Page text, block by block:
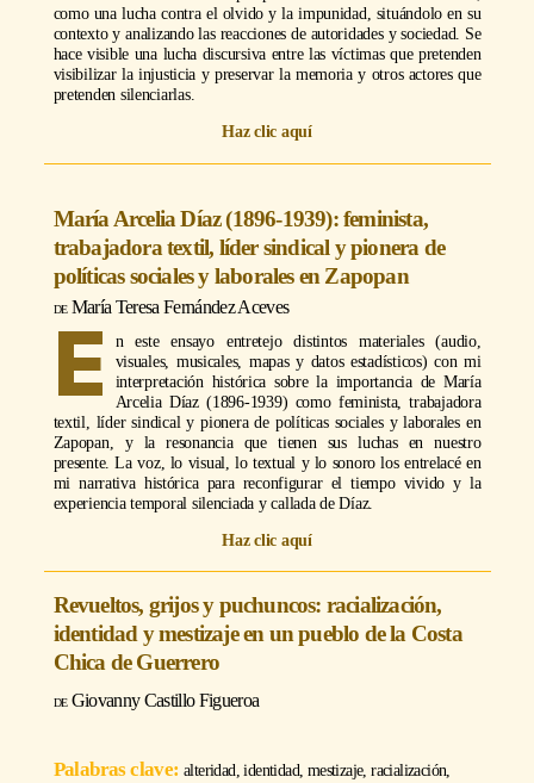
como una lucha contra el olvido y la impunidad, situándolo en su
contexto y analizando las reacciones de autoridades y sociedad. Se
hace visible una lucha discursiva entre las víctimas que pretenden
visibilizar la injusticia y preservar la memoria y otros actores que
pretenden silenciarlas.
Haz clic aquí
María Arcelia Díaz (1896-1939): feminista,
trabajadora textil, líder sindical y pionera de
políticas sociales y laborales en Zapopan
María Teresa Fernández Aceves
E
n este ensayo entretejo distintos materiales (audio,
visuales, musicales, mapas y datos estadísticos) con mi
interpretación histórica sobre la importancia de María
Arcelia Díaz (1896-1939) como feminista, trabajadora
textil, líder sindical y pionera de políticas sociales y laborales en
Zapopan, y la resonancia que tienen sus luchas en nuestro
presente. La voz, lo visual, lo textual y lo sonoro los entrelacé en
mi narrativa histórica para reconfigurar el tiempo vivido y la
experiencia temporal silenciada y callada de Díaz.
Haz clic aquí
Revueltos, grijos y puchuncos: racialización,
identidad y mestizaje en un pueblo de la Costa
Chica de Guerrero
Giovanny Castillo Figueroa
alteridad, identidad, mestizaje, racialización,